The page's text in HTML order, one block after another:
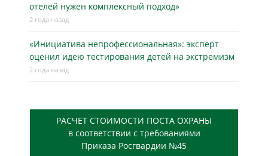
отелей нужен комплексный подход»
2 года назад
«Инициатива непрофессиональная»: эксперт
оценил идею тестирования детей на экстремизм
2 года назад
РАСЧЕТ СТОИМОСТИ ПОСТА ОХРАНЫ
в соответствии с требованиями
Приказа Росгвардии №45